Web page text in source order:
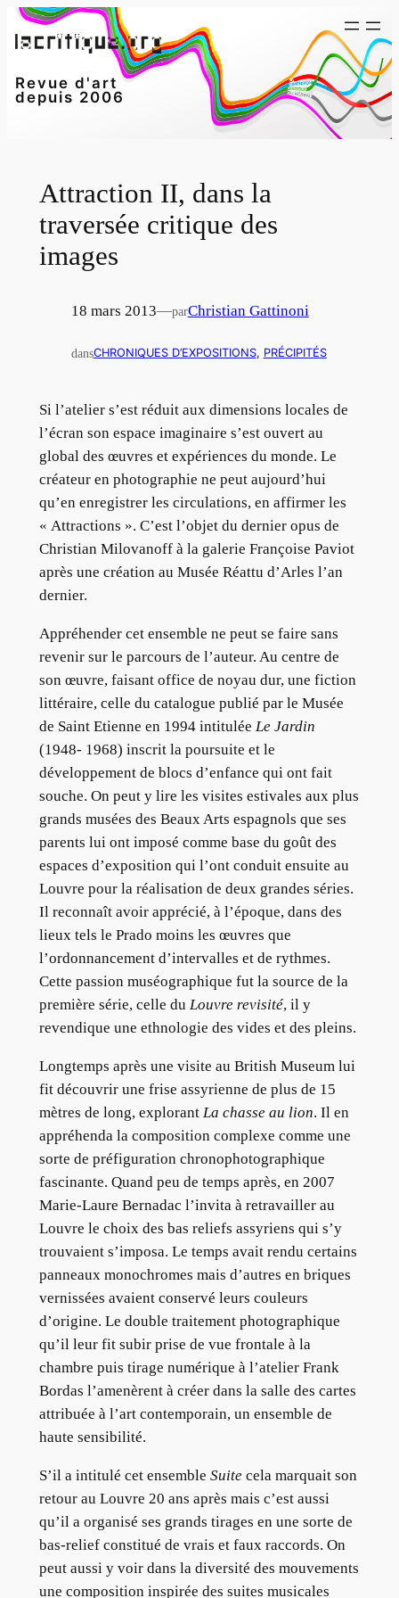
Aller
au
Revue d'art
depuis 2006
Attraction II, dans la
traversée critique des
images
18 mars 2013—parChristian Gattinoni
dansCHRONIQUES D’EXPOSITIONS, PRÉCIPITÉS
Si l’atelier s’est réduit aux dimensions locales de
l’écran son espace imaginaire s’est ouvert au
global des œuvres et expériences du monde. Le
créateur en photographie ne peut aujourd’hui
qu’en enregistrer les circulations, en affirmer les
« Attractions ». C’est l’objet du dernier opus de
Christian Milovanoff à la galerie Françoise Paviot
après une création au Musée Réattu d’Arles l’an
dernier.
Appréhender cet ensemble ne peut se faire sans
revenir sur le parcours de l’auteur. Au centre de
son œuvre, faisant office de noyau dur, une fiction
littéraire, celle du catalogue publié par le Musée
de Saint Etienne en 1994 intitulée Le Jardin
(1948- 1968) inscrit la poursuite et le
développement de blocs d’enfance qui ont fait
souche. On peut y lire les visites estivales aux plus
grands musées des Beaux Arts espagnols que ses
parents lui ont imposé comme base du goût des
espaces d’exposition qui l’ont conduit ensuite au
Louvre pour la réalisation de deux grandes séries.
Il reconnaît avoir apprécié, à l’époque, dans des
lieux tels le Prado moins les œuvres que
l’ordonnancement d’intervalles et de rythmes.
Cette passion muséographique fut la source de la
première série, celle du Louvre revisité, il y
revendique une ethnologie des vides et des pleins.
Longtemps après une visite au British Museum lui
fit découvrir une frise assyrienne de plus de 15
mètres de long, explorantLa chasse au lion. Il en
appréhenda la composition complexe comme une
sorte de préfiguration chronophotographique
fascinante. Quand peu de temps après, en 2007
Marie-Laure Bernadac l’invita à retravailler au
Louvre le choix des bas reliefs assyriens qui s’y
trouvaient s’imposa. Le temps avait rendu certains
panneaux monochromes mais d’autres en briques
vernissées avaient conservé leurs couleurs
d’origine. Le double traitement photographique
qu’il leur fit subir prise de vue frontale à la
chambre puis tirage numérique à l’atelier Frank
Bordas l’amenèrent à créer dans la salle des cartes
attribuée à l’art contemporain, un ensemble de
haute sensibilité.
S’il a intitulé cet ensemble Suitecela marquait son
retour au Louvre 20 ans après mais c’est aussi
qu’il a organisé ses grands tirages en une sorte de
bas-relief constitué de vrais et faux raccords. On
peut aussi y voir dans la diversité des mouvements
une composition inspirée des suites musicales